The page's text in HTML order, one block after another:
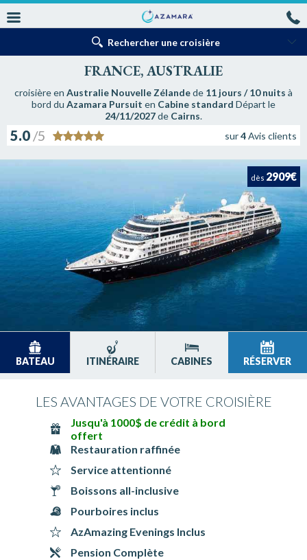
Rechercher une croisière
FRANCE, AUSTRALIE
croisière en Australie Nouvelle Zélandede 11 jours / 10 nuits à
bord du Azamara Pursuit en Cabine standard Départ le
24/11/2027de Cairns.
5.0 /5 sur4Avis clients
dès 2909€
BATEAU ITINÉRAIRE CABINES RÉSERVER
LES AVANTAGES DE VOTRE CROISIÈRE
Jusqu'à 1000$ de crédit à bord
offert
Restauration raffinée
Service attentionné
Boissons all-inclusive
Pourboires inclus
AzAmazing Evenings Inclus
Pension Complète